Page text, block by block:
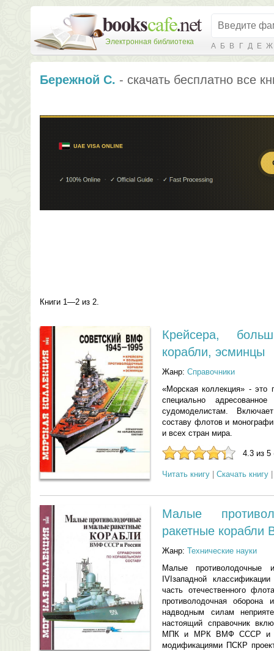
Электронная библиотека А Б В Г Д Е Ж
Бережной С. - скачать бесплатно все
Книги 1—2 из 2.
Крейсера,
корабли, эсминцы
Жанр: Справочники
«Морская коллекция» - это
специально
судомоделистам.
составу флотов и
и всех стран мира.
4.3 из 5
Читать книгу Скачать книгу
Малые
ракетные
Жанр: Технические науки
Малые
IVIзападной
часть отечественного
противолодочная оборона
надводным силам
настоящий справочник
МПК и МРК ВМФ СССР и
модификациями ПСКР